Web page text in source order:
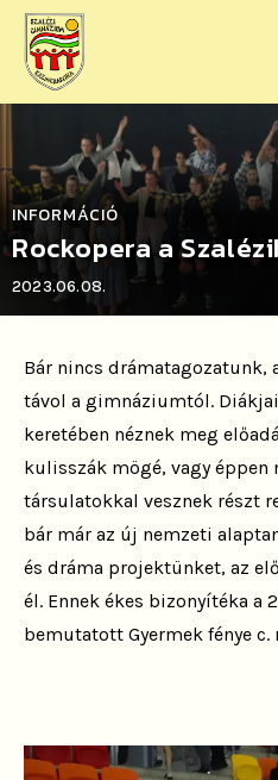
INFORMÁCIÓ
Rockopera a
2023.06.08.
Bár nincs drámatagozatunk,
távol a gimnáziumtól.
keretében néznek meg
kulisszák mögé, vagy
társulatokkal vesznek részt
bár már az új nemzeti
és dráma projektünket, az
él. Ennek ékes bizonyítéka a
bemutatott Gyermek fénye c.